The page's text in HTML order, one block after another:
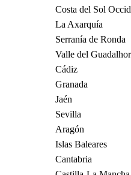
Costa del Sol
La Axarquía
Serranía de Ronda
Valle del
Cádiz
Granada
Jaén
Sevilla
Aragón
Islas Baleares
Cantabria